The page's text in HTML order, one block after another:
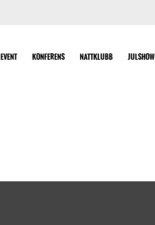
EVENT KONFERENS NATTKLUBB JULSHOW